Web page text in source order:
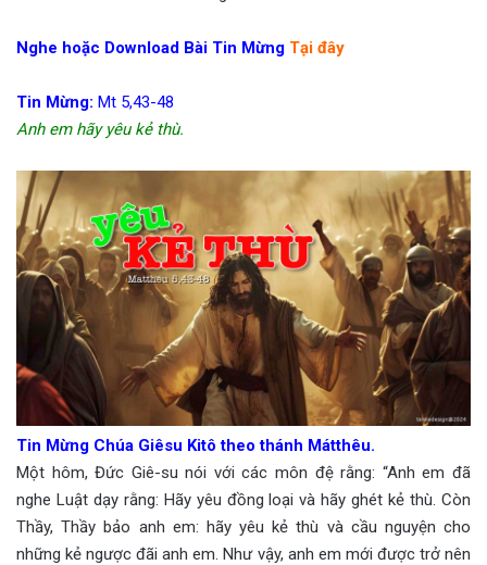
Nghe hoặc Download Bài Tin Mừng Tại đây
Tin Mừng: Mt 5,43-48
Anh em hãy yêu kẻ thù.
Tin Mừng Chúa Giêsu Kitô theo thánh Mátthêu.
Một hôm, Đức Giê-su nói với các môn đệ rằng: “Anh em đã
nghe Luật dạy rằng: Hãy yêu đồng loại và hãy ghét kẻ thù. Còn
Thầy, Thầy bảo anh em: hãy yêu kẻ thù và cầu nguyện cho
những kẻ ngược đãi anh em. Như vậy, anh em mới được trở nên